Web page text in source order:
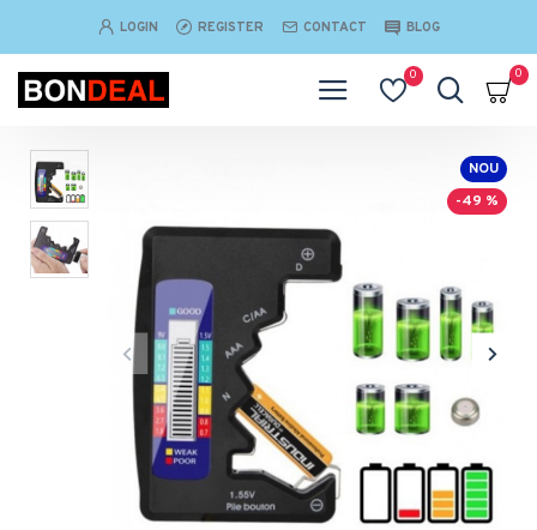
LOGIN REGISTER CONTACT BLOG
0 0
NOU
-49 %